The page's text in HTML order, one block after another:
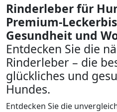
Rinderleber für
Premium-
Gesundheit und
Entdecken Sie die
Rinderleber – die
glückliches und
Hundes.
Entdecken Sie die